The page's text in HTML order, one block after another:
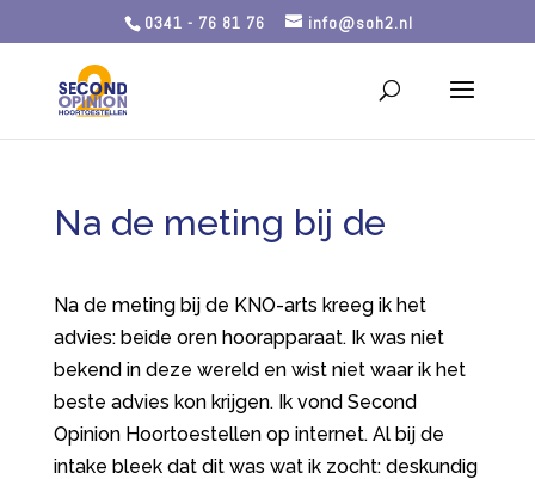
0341 - 76 81 76 info@soh2.nl
Na de meting bij de
Na de meting bij de KNO-arts kreeg ik het
advies: beide oren hoorapparaat. Ik was niet
bekend in deze wereld en wist niet waar ik het
beste advies kon krijgen. Ik vond Second
Opinion Hoortoestellen op internet. Al bij de
intake bleek dat dit was wat ik zocht: deskundig